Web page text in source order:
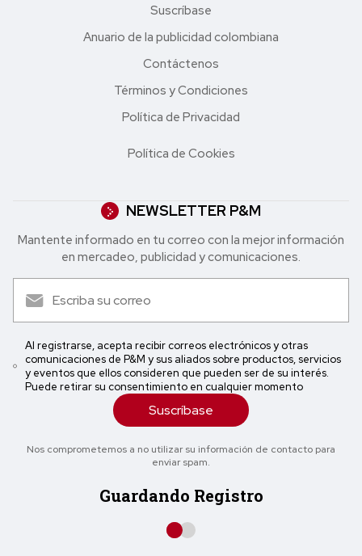
Suscríbase
Anuario de la publicidad colombiana
Contáctenos
Términos y Condiciones
Política de Privacidad
Política de Cookies
NEWSLETTER P&M
Mantente informado en tu correo con la mejor in formación
en mercadeo, publicidad y comunicaciones.
Al registrarse, acepta recibir correos electrónicos y otras
comunicaciones de P&M y sus aliados sobre productos, servicios
y eventos que ellos consideren que pueden ser de su interés.
Puede retirar su consentimiento en cualquier momento
Suscríbase
Nos comprometemos a no utilizar su información de contacto para
enviar spam.
Guardando Registro